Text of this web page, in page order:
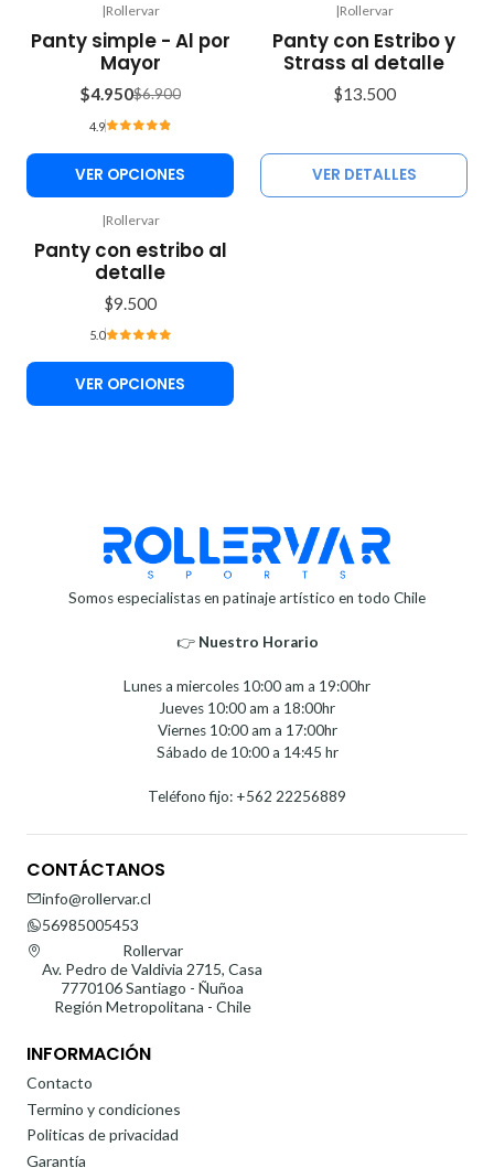
-28%
OFF
|Rollervar
Panty simple - Al por
Mayor
$4.950$6.900
4.9
VER OPCIONES
|Rollervar
Panty con Estribo y
Strass al detalle
$13.500
VER DETALLES
|Rollervar
Panty con estribo al
detalle
$9.500
5.0
VER OPCIONES
Somos especialistas en patinaje artístico en todo Chile
👉 Nuestro Horario⁣⁣
Lunes a miercoles 10:00 am a 19:00hr
Jueves 10:00 am a 18:00hr
Viernes 10:00 am a 17:00hr
Sábado de 10:00 a 14:45 hr
Teléfono fijo: +562 22256889
CONTÁCTANOS
info@rollervar.cl
56985005453
Rollervar
Av. Pedro de Valdivia 2715, Casa
7770106 Santiago - Ñuñoa
Región Metropolitana - Chile
INFORMACIÓN
Contacto
Termino y condiciones
Politicas de privacidad
Garantía